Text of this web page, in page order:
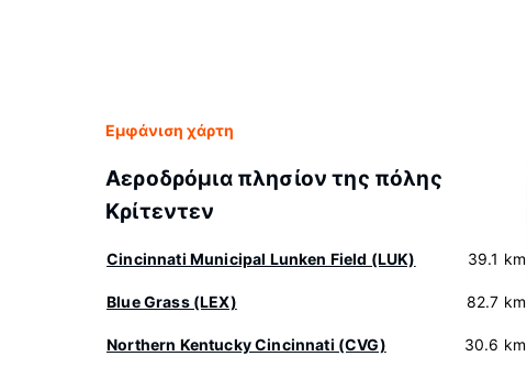
Εμφάνιση χάρτη
Αεροδρόμια πλησίον της πόλης
Κρίτεντεν
Cincinnati Municipal Lunken Field (LUK) 39.1 km
Blue Grass (LEX) 82.7 km
Northern Kentucky Cincinnati (CVG) 30.6 km